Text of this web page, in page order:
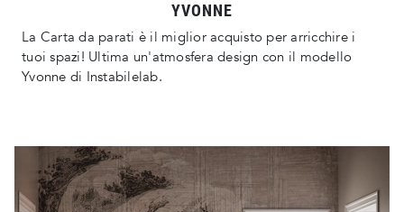
YVONNE
La Carta da parati è il miglior acquisto per arricchire i
tuoi spazi! Ultima un'atmosfera design con il modello
Yvonne di Instabilelab.